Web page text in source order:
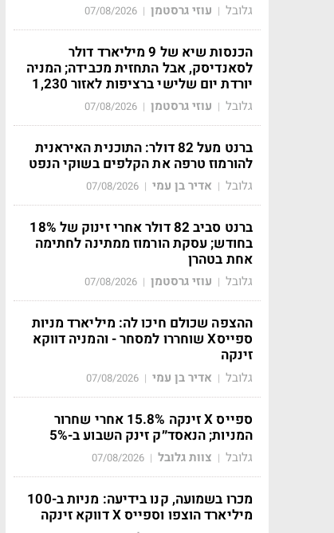
גלובל | עוזי גרסטמן |
07/08/2026
הכנסות שיא של 9 מיליארד דולר
לסאנדיסק, אבל התחזית מכבידה; המניה
יורדת יום שלישי ברציפות לאזור 1,230
גלובל | עוזי גרסטמן |
07/08/2026
ברנט מעל 82 דולר: התוכנית האיראנית
להורמוז טרפה את הקלפים בשוקי הנפט
גלובל | אדיר בן עמי |
07/08/2026
ברנט סביב 82 דולר אחרי זינוק של 18%
בחודש; עסקת הורמוז ממתינה לחתימה
אחת בטהרן
גלובל | עוזי גרסטמן |
07/08/2026
ההצפה שכולם חיכו לה: מיליארד מניות
ספייסX שוחררו למסחר - והמניה דווקא
זינקה
גלובל | אדיר בן עמי |
07/08/2026
ספייס X זינקה 15.8% אחרי שחרור
המניות; הנאסד״ק זינק השבוע ב-5%
גלובל | צוות גלובל |
07/08/2026
מכרו בשמועה, קנו בידיעה: מניות ב-100
מיליארד הוצפו וספייס X דווקא זינקה